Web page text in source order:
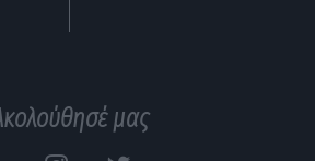
μας